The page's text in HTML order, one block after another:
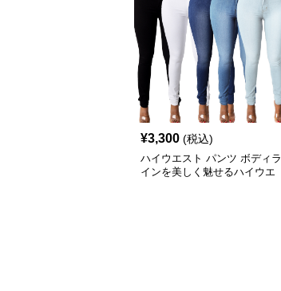
¥3,300 (税込)
ハイウエスト パンツ ボディラ
インを美しく魅せるハイウエ